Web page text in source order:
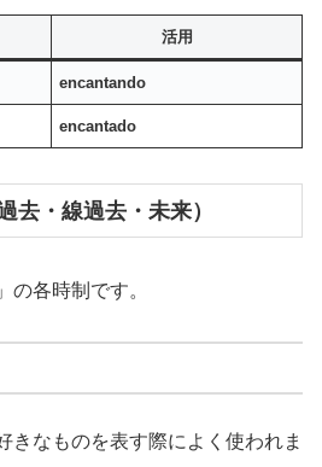
活用
encantando
encantado
去・線過去・未来）
の各時制です。
きなものを表す際によく使われま